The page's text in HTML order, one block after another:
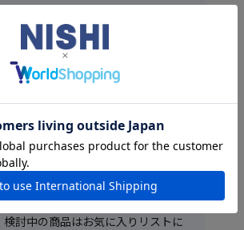
過去1年間のお買い上げ累計金額によ
って会員ランクが変わり、最大15%ま
でポイント付与率がアップします。
マイページで購入履歴が確認できま
す。履歴から同じ内容での再注文も
可能です。
検討中の商品はお気に入りリストに